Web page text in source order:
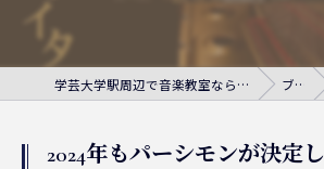
学芸大学駅周辺で音楽教室ならシェリー・アーツ音楽教室 ブログ
2024年もパーシモンが決定し